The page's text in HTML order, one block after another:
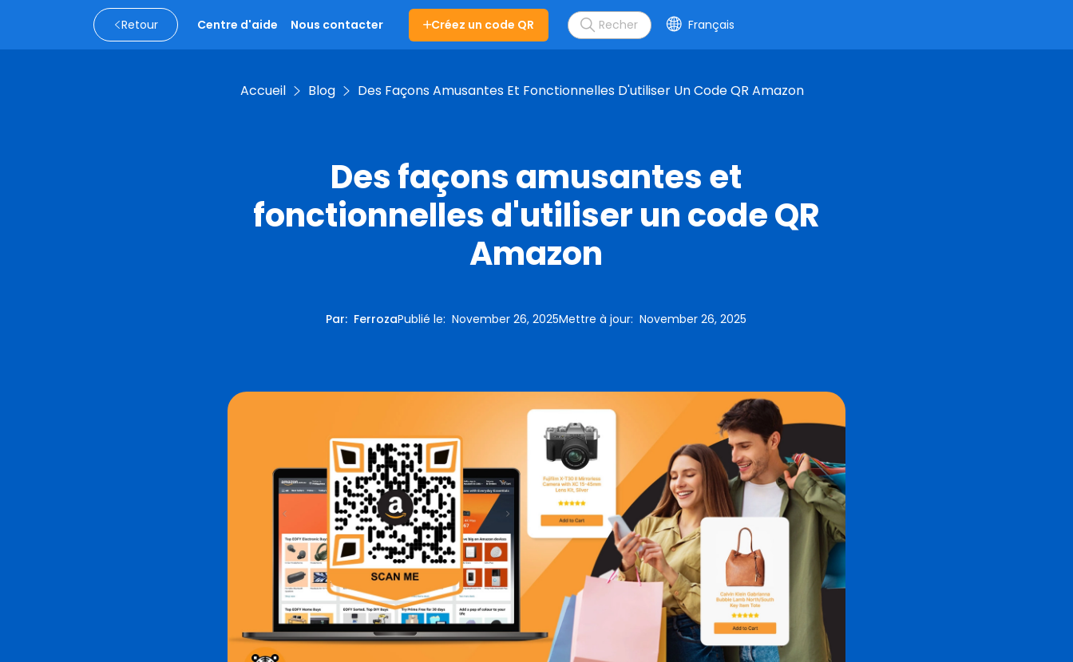
Retour Centre d'aide Nous contacter Créez un code QR Français
Accueil Blog Des Façons Amusantes Et Fonctionnelles D'utiliser Un Code QR Amazon
Des façons amusantes et
fonctionnelles d'utiliser un code QR
Amazon
Par: FerrozaPublié le:November 26, 2025Mettre à jour:November 26, 2025